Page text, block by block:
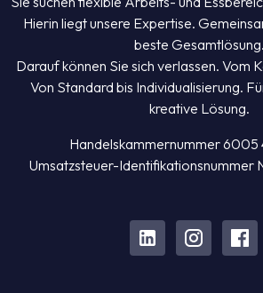
Hierin liegt unsere Expertise.
beste Gesamtlösung.
Darauf können Sie sich verlassen. Vom
Von Standard bis Individualisierung.
kreative Lösung.
Handelskammernummer
Umsatzsteuer-Identifikationsnummer